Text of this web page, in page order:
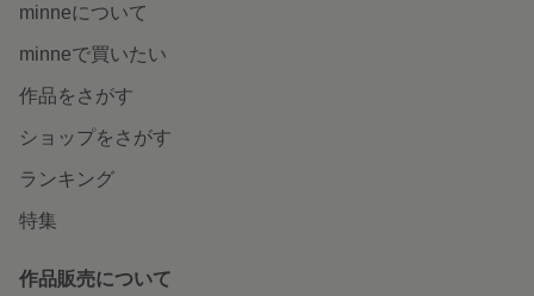
minneについて
minneで買いたい
作品をさがす
ショップをさがす
ランキング
特集
作品販売について